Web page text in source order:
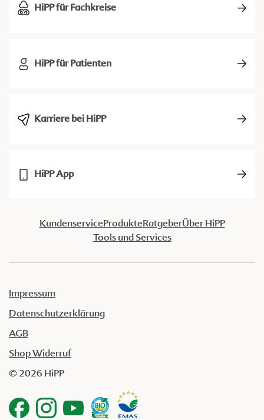
HiPP für Fachkreise
HiPP für Patienten
Karriere bei HiPP
HiPP App
KundenserviceProdukteRatgeberÜber HiPP
Tools und Services
Impressum
Datenschutzerklärung
AGB
Shop Widerruf
© 2026 HiPP